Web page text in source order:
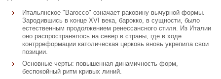
Итальянское "Barocco" означает раковину вычурной формы.
Зародившись в конце XVI века, барокко, в сущности, было
естественным продолжением ренессансного стиля. Из Италии
оно распространялось на север в страны, где в ходе
контрреформации католическая церковь вновь укрепила свои
позиции.
Основные черты: повышенная динамичность форм,
беспокойный ритм кривых линий.